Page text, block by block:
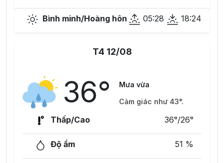
Bình minh/Hoàng hôn 05:28 18:24
T4 12/08
36°
Mưa vừa
Cảm giác như 43°.
Thấp/Cao 36°/26°
Độ ẩm 51 %